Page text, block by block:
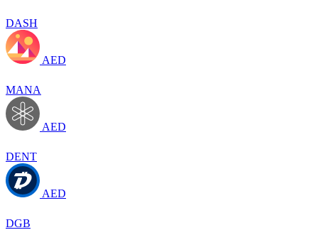
DASH
AED
MANA
AED
DENT
AED
DGB